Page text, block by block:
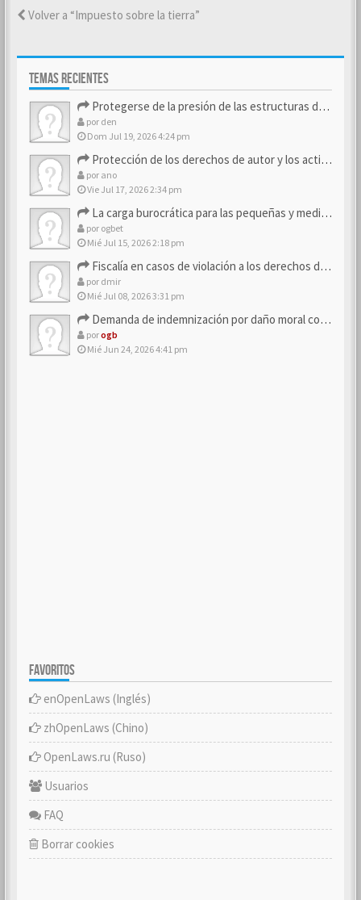
Volver a “Impuesto sobre la tierra”
TEMAS RECIENTES
Protegerse de la presión de las estructuras de control
por den
Dom Jul 19, 2026 4:24 pm
Protección de los derechos de autor y los activos de marca
por ano
Vie Jul 17, 2026 2:34 pm
La carga burocrática para las pequeñas y medianas empresas
por ogbet
Mié Jul 15, 2026 2:18 pm
Fiscalía en casos de violación a los derechos de los consum…
por dmir
Mié Jul 08, 2026 3:31 pm
Demanda de indemnización por daño moral contra la empresa
porogb
Mié Jun 24, 2026 4:41 pm
FAVORITOS
enOpenLaws (Inglés)
zhOpenLaws (Chino)
OpenLaws.ru (Ruso)
Usuarios
FAQ
Borrar cookies